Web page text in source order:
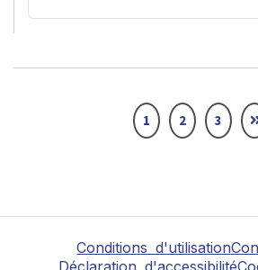
1 2 3
Conditions d'utilisation